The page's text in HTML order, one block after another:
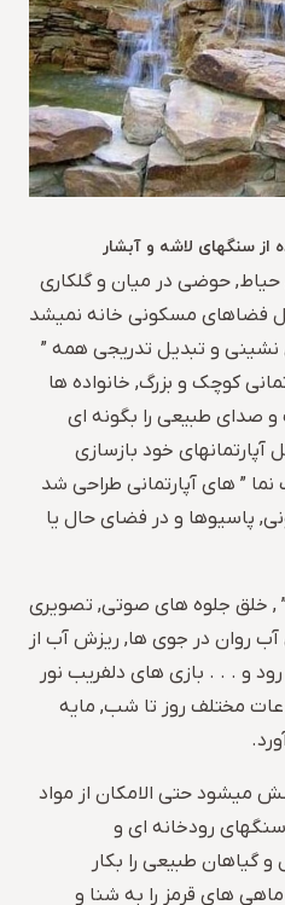
از سنگهای لاشه و آبشار
حیاط, حوضی در میان و گلکاری
فضاهای مسکونی خانه نمیشد
نشینی و تبدیل تدریجی همه ”
کوچک و بزرگ, خانواده ها
صدای طبیعی را بگونه ای
خود بازسازی
نما ” های آپارتمانی طراحی شد
پاسیوها و در فضای حال یا
, خلق جلوه های صوتی, تصویری
آب روان در جوی ها, ریزش آب از
و . . . بازی های دلفریب نور
مختلف روز تا شب, مایه
میشود حتی الامکان از مواد
رودخانه ای و
گیاهان طبیعی را بکار
های قرمز را به شنا و